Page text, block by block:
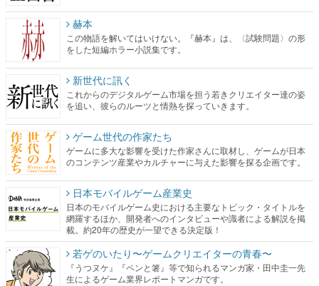
赫本
この物語を解いてはいけない。『赫本』は、〈試験問題〉の形
をした短編ホラー小説集です。
新世代に訊く
これからのデジタルゲーム市場を担う若きクリエイター達の姿
を追い、彼らのルーツと情熱を探っていきます。
ゲーム世代の作家たち
ゲームに多大な影響を受けた作家さんに取材し、ゲームが日本
のコンテンツ産業やカルチャーに与えた影響を探る企画です。
日本モバイルゲーム産業史
日本のモバイルゲーム史における主要なトピック・タイトルを
網羅するほか、開発者へのインタビューや識者による解説を掲
載。約20年の歴史が一望できる決定版！
若ゲのいたり〜ゲームクリエイターの青春〜
『うつヌケ』『ペンと箸』等で知られるマンガ家・田中圭一先
生によるゲーム業界レポートマンガです。